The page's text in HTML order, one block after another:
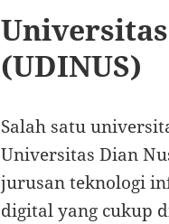
(UDINUS)
Salah satu
Universitas Dian
jurusan teknologi
digital yang cukup